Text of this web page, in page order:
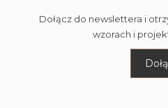
Dołącz do newslettera i
wzorach i